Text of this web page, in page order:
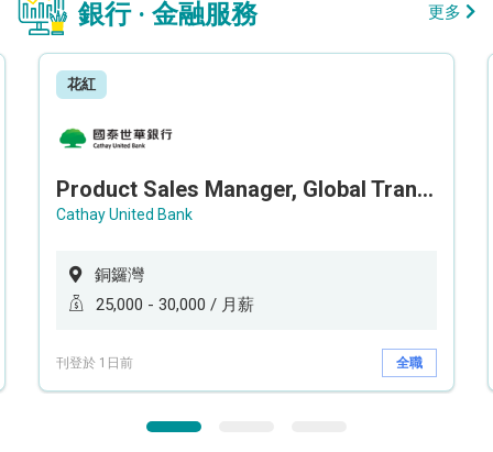
銀行 · 金融服務 更多
花紅
Product Sales Manager, Global Transaction Service (GTS)
Cathay United Bank
銅鑼灣
25,000 - 30,000 / 月薪
刊登於 1日前 全職